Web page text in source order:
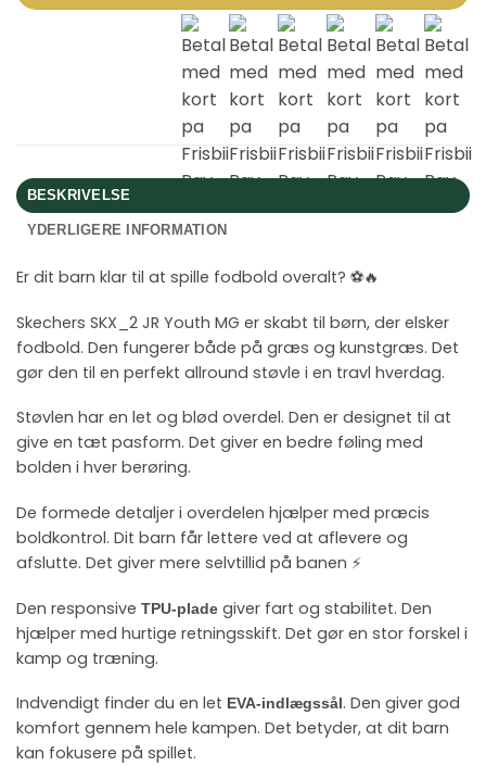
BESKRIVELSE
YDERLIGERE INFORMATION
Er dit barn klar til at spille fodbold overalt? ⚽🔥
Skechers SKX_2 JR Youth MG er skabt til børn, der elsker
fodbold. Den fungerer både på græs og kunstgræs. Det
gør den til en perfekt allround støvle i en travl hverdag.
Støvlen har en let og blød overdel. Den er designet til at
give en tæt pasform. Det giver en bedre føling med
bolden i hver berøring.
De formede detaljer i overdelen hjælper med præcis
boldkontrol. Dit barn får lettere ved at aflevere og
afslutte. Det giver mere selvtillid på banen ⚡
Den responsive TPU-plade giver fart og stabilitet. Den
hjælper med hurtige retningsskift. Det gør en stor forskel i
kamp og træning.
Indvendigt finder du en let EVA-indlægssål. Den giver god
komfort gennem hele kampen. Det betyder, at dit barn
kan fokusere på spillet.